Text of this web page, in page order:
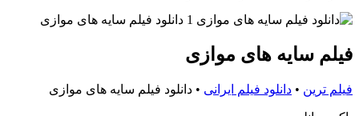
فیلم سایه های موازی
فیلم ترین • دانلود فیلم ایرانی • دانلود فیلم سایه های موازی